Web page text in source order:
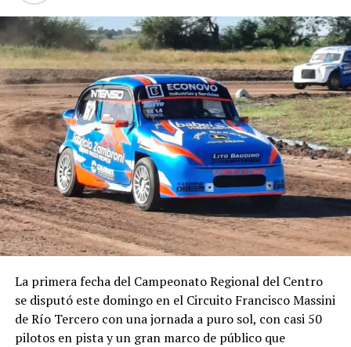
FOTO: FRAD
La primera fecha del Campeonato Regional del Centro
se disputó este domingo en el Circuito Francisco Massini
de Río Tercero con una jornada a puro sol, con casi 50
pilotos en pista y un gran marco de público que